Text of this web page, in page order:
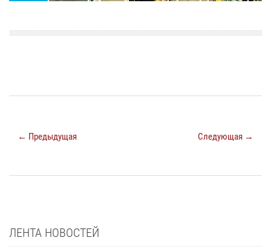
← Предыдущая Следующая →
ЛЕНТА НОВОСТЕЙ